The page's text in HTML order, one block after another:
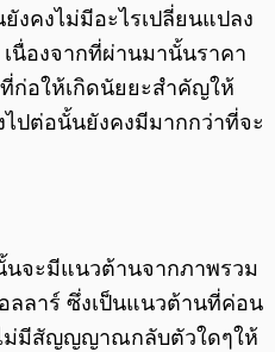
คงไม่มีอะไรเปลี่ยนแปลง
นื่องจากที่ผ่านมานั้นราคา
ก่อให้เกิดนัยยะสำคัญให้
ไปต่อนั้นยังคงมีมากกว่าที่จะ
นจะมีแนวต้านจากภาพรวม
ลลาร์ ซึ่งเป็นแนวต้านที่ค่อน
ม่มีสัญญญาณกลับตัวใดๆให้